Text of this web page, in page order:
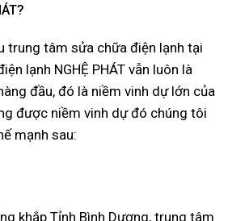
trung tâm sửa chữa điện lạnh tại
lạnh NGHỆ PHÁT vẫn luôn là
đầu, đó là niềm vinh dự lớn của
được niềm vinh dự đó chúng tôi
mạnh sau:
khắp Tỉnh Bình Dương, trung tâm